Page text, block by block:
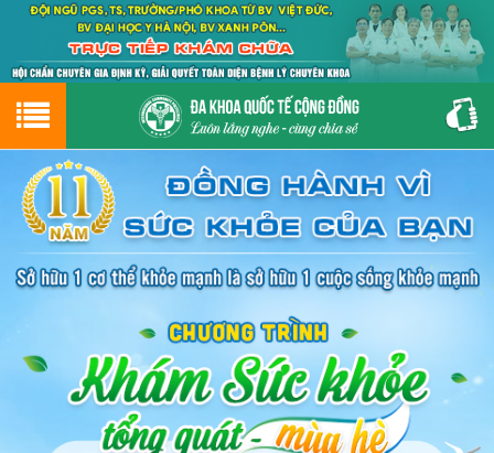
Hotline0243.9656.999tư vấn miễn phí
GIỚI THIỆU
GIỚI THIỆU VỀ PHÒNG KHÁM
CƠ SỞ VẬT CHẤT
ĐẶT HẸN LỊCH KHÁM
ĐƯỜNG TỚI PHÒNG KHÁM
PHỤ KHOA